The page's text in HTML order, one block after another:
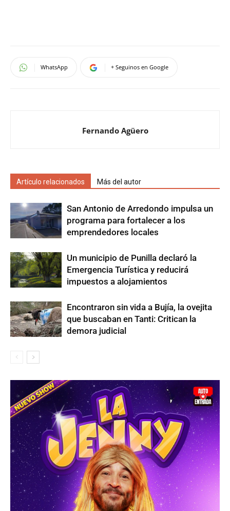
WhatsApp + Seguinos en Google
Fernando Agüero
Artículo relacionados Más del autor
San Antonio de Arredondo impulsa un
programa para fortalecer a los
emprendedores locales
Un municipio de Punilla declaró la
Emergencia Turística y reducirá
impuestos a alojamientos
Encontraron sin vida a Bujía, la ovejita
que buscaban en Tanti: Critican la
demora judicial